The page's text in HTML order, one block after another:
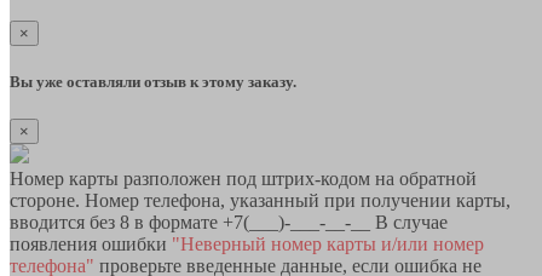
×
Вы уже оставляли отзыв к этому заказу.
×
Номер карты разположен под штрих-кодом на обратной
стороне. Номер телефона, указанный при получении карты,
вводится без 8 в формате +7(___)-___-__-__ В случае
появления ошибки "Неверный номер карты и/или номер
телефона" проверьте введенные данные, если ошибка не